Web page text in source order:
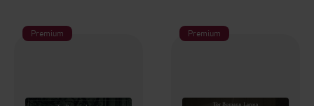
Premium Premium